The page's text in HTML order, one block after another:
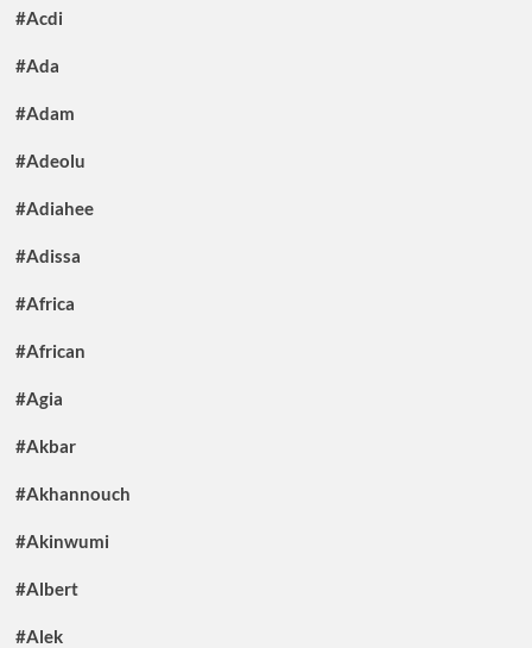
#Acdi
#Ada
#Adam
#Adeolu
#Adiahee
#Adissa
#Africa
#African
#Agia
#Akbar
#Akhannouch
#Akinwumi
#Albert
#Alek